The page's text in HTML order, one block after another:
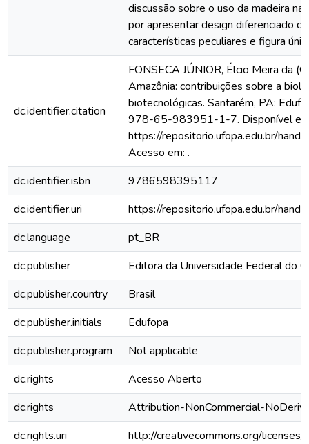
discussão sobre o uso da madeira na
por apresentar design diferenciado
características peculiares e figura
dc.identifier.citation
FONSECA JÚNIOR, Élcio Meira da
Amazônia: contribuições sobre a
biotecnológicas. Santarém, PA:
978-65-983951-1-7. Disponível
https://repositorio.ufopa.edu.br/
Acesso em: .
dc.identifier.isbn
9786598395117
dc.identifier.uri
https://repositorio.ufopa.edu.br/
dc.language
pt_BR
dc.publisher
Editora da Universidade Federal do
dc.publisher.country
Brasil
dc.publisher.initials
Edufopa
dc.publisher.program
Not applicable
dc.rights
Acesso Aberto
dc.rights
Attribution-NonCommercial-
dc.rights.uri
http://creativecommons.org/